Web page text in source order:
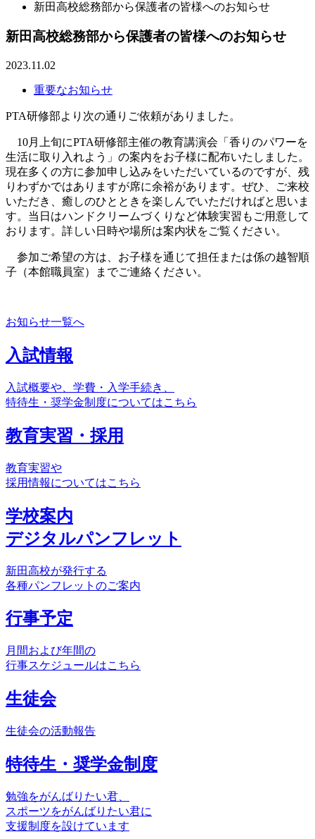
新田高校総務部から保護者の皆様へのお知らせ
新田高校総務部から保護者の皆様へのお知らせ
2023.11.02
重要なお知らせ
PTA研修部より次の通りご依頼がありました。
10月上旬にPTA研修部主催の教育講演会「香りのパワーを
生活に取り入れよう」の案内をお子様に配布いたしました。
現在多くの方に参加申し込みをいただいているのですが、残
りわずかではありますが席に余裕があります。ぜひ、ご来校
いただき、癒しのひとときを楽しんでいただければと思いま
す。当日はハンドクリームづくりなど体験実習もご用意して
おります。詳しい日時や場所は案内状をご覧ください。
参加ご希望の方は、お子様を通じて担任または係の越智順
子（本館職員室）までご連絡ください。
お知らせ一覧へ
入試情報
入試概要や、学費・入学手続き、
特待生・奨学金制度についてはこちら
教育実習・採用
教育実習や
採用情報についてはこちら
学校案内
デジタルパンフレット
新田高校が発行する
各種パンフレットのご案内
行事予定
月間および年間の
行事スケジュールはこちら
生徒会
生徒会の活動報告
特待生・奨学金制度
勉強をがんばりたい君、
スポーツをがんばりたい君に
支援制度を設けています